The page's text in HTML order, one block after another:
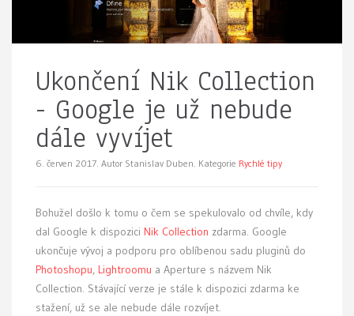
Ukončení Nik Collection
- Google je už nebude
dále vyvíjet
6. červen 2017. Autor Stanislav Duben. Kategorie Rychlé tipy
Bohužel došlo k tomu o čem se spekulovalo od chvíle, kdy
dal Google k dispozici Nik Collection zdarma. Google
ukončuje vývoj a podporu pro oblíbenou sadu pluginů do
Photoshopu, Lightroomu a Aperture s názvem Nik
Collection. Stávající verze je stále k dispozici zdarma ke
stažení, už se ale nebude dále rozvíjet.